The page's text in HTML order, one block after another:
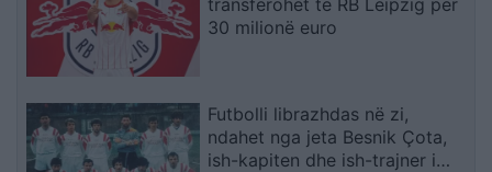
30 milionë euro
Futbolli librazhdas në zi,
ndahet nga jeta Besnik Çota,
ish-kapiten dhe ish-trajner i